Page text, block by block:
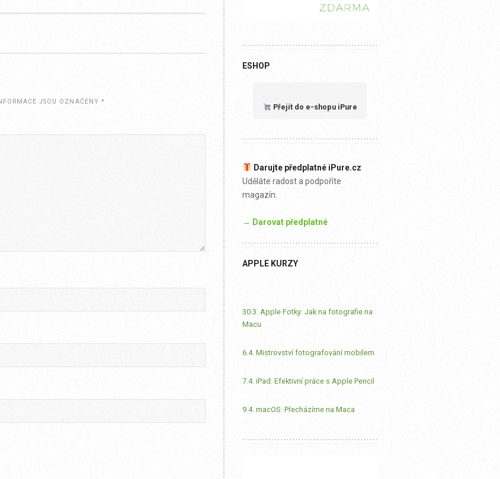
JSOU OZNAČENY *
ESHOP
Přejít do e-shopu iPure
Darujte předplatné iPure.cz
Uděláte radost a podpoříte
magazín.
→ Darovat předplatné
APPLE KURZY
30.3. Apple Fotky: Jak na fotografie na
Macu
6.4. Mistrovství fotografování mobilem
7.4. iPad: Efektivní práce s Apple Pencil
9.4. macOS: Přecházíme na Maca